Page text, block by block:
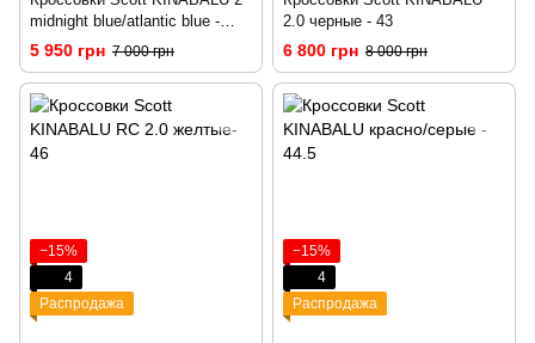
midnight blue/atlantic blue -
42.5
5 950 грн 7 000 грн
2.0 черные - 43
6 800 грн 8 000 грн
−15%
4
Распродажа
−15%
4
Распродажа